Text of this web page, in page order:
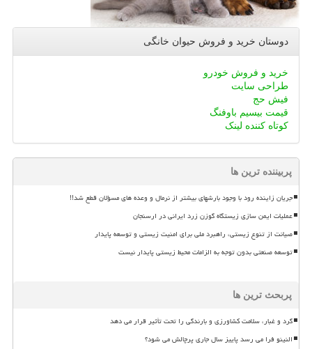
دوستان خرید و فروش حیوان خانگی
خرید و فروش خودرو
طراحی سایت
فیش حج
قیمت بیسیم باوفنگ
کوتاه کننده لینک
پربیننده ترین ها
جریان زاینده رود با وجود بارشهای بیشتر از نرمال و وعده های مسؤلان قطع شد!!
عملیات ایمن سازی زیستگاه گوزن زرد ایرانی در ارسنجان
صیانت از تنوع زیستی، راهبرد ملی برای امنیت زیستی و توسعه پایدار
توسعه صنعتی بدون توجه به الزامات محیط زیستی پایدار نیست
پربحث ترین ها
گرد و غبار، سلامت کشاورزی و بارندگی را تحت تأثیر قرار می دهد
النینو فرا می رسد پاییز سال جاری پرچالش می شود؟